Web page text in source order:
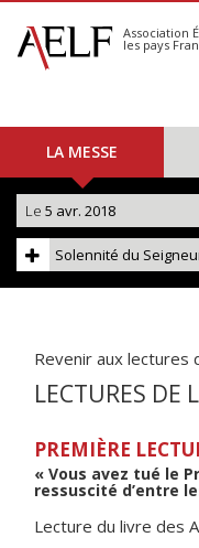
S'abonner
Calendrier
Association
les pays
LA MESSE
Le 5 avr. 2018
Solennité du
Revenir aux lectures
LECTURES DE
PREMIÈRE
« Vous avez tué le
ressuscité d’entre
Lecture du livre des